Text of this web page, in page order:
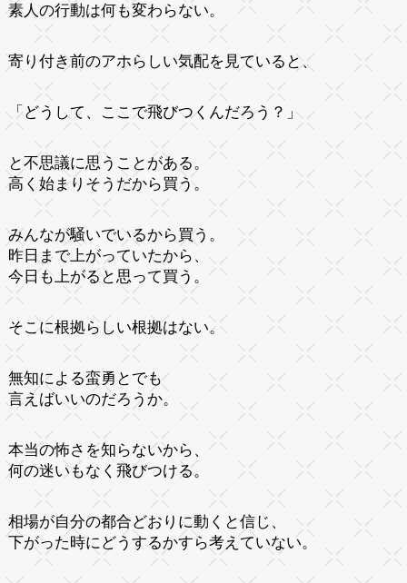
素人の行動は何も変わらない。
寄り付き前のアホらしい気配を見ていると、
「どうして、ここで飛びつくんだろう？」
と不思議に思うことがある。
高く始まりそうだから買う。
みんなが騒いでいるから買う。
昨日まで上がっていたから、
今日も上がると思って買う。
そこに根拠らしい根拠はない。
無知による蛮勇とでも
言えばいいのだろうか。
本当の怖さを知らないから、
何の迷いもなく飛びつける。
相場が自分の都合どおりに動くと信じ、
下がった時にどうするかすら考えていない。